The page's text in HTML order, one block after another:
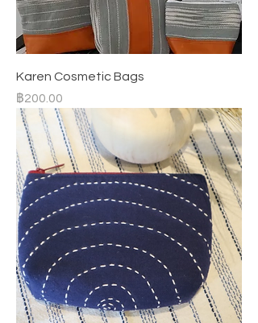
Karen Cosmetic Bags
ราคา
฿200.00